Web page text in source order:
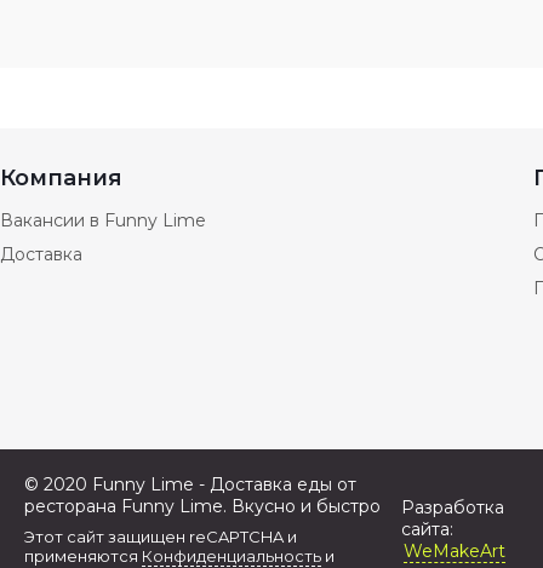
Компания
Вакансии в Funny Lime
Доставка
© 2020 Funny Lime - Доставка еды от
ресторана Funny Lime. Вкусно и быстро
Этот сайт защищен reCAPTCHA и
применяются Конфиденциальность и
Разработка
сайта:
WeMakeArt